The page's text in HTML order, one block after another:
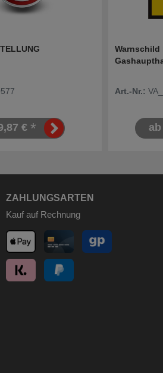
€*
Warnschild
Art.-Nr.:
ab
ZAHLUNGSARTEN
Kauf auf Rechnung